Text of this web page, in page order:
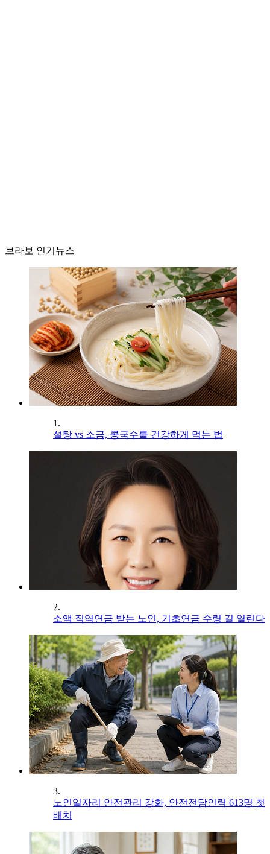
브라보 인기뉴스
1.
설탕 vs 소금, 콩국수를 건강하게 먹는 법
2.
소액 직역연금 받는 노인, 기초연금 수령 길 열린다
3.
노인일자리 안전관리 강화, 안전전담인력 613명 첫
배치